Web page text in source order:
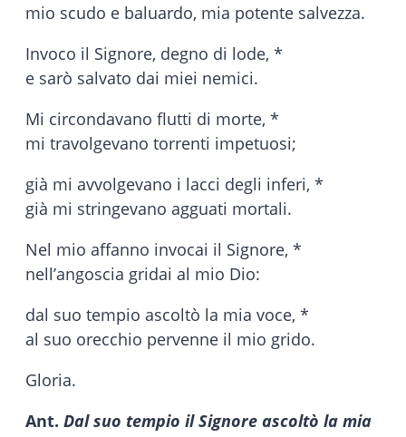
mio scudo e baluardo, mia potente salvezza.
Invoco il Signore, degno di lode, *
e sarò salvato dai miei nemici.
Mi circondavano flutti di morte, *
mi travolgevano torrenti impetuosi;
già mi avvolgevano i lacci degli inferi, *
già mi stringevano agguati mortali.
Nel mio affanno invocai il Signore, *
nell’angoscia gridai al mio Dio:
dal suo tempio ascoltò la mia voce, *
al suo orecchio pervenne il mio grido.
Gloria.
Ant. Dal suo tempio il Signore ascoltò la mia